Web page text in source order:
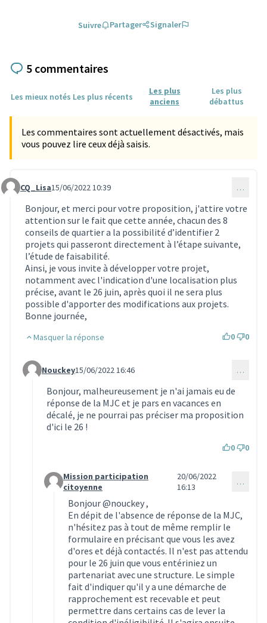
Suivre Partager Signaler
5 commentaires
Les mieux notés Les plus récents
Les plus
anciens
Les plus
débattus
Les commentaires sont actuellement désactivés, mais
vous pouvez lire ceux déjà saisis.
Commentaire 1768
CQ_Lisa15/06/2022 10:39 …
Bonjour, et merci pour votre proposition, j'attire votre
attention sur le fait que cette année, chacun des 8
conseils de quartier a la possibilité d’identifier 2
projets qui passeront directement à l’étape suivante,
l’étude de faisabilité.
Ainsi, je vous invite à développer votre projet,
notamment avec l'indication d'une localisation plus
précise, avant le 26 juin, après quoi il ne sera plus
possible d'apporter des modifications aux projets.
Bonne journée,
Masquer la réponse 0 0
Commentaire 1779 (réponse au commentaire 1768)
Nouckey15/06/2022 16:46 …
Bonjour, malheureusement je n'ai jamais eu de
réponse de la MJC et je pars en vacances en
décalé, je ne pourrai pas préciser ma proposition
d'ici le 26 !
0 0
Commentaire 1853 (réponse au commentaire 1779)
Mission participation
citoyenne
20/06/2022
16:13
…
Bonjour@nouckey,
En dépit de l'absence de réponse de la MJC,
n'hésitez pas à tout de même remplir le
formulaire en précisant que vous les avez
d'ores et déjà contactés. Il n'est pas attendu
pour le 26 juin que vous entériniez un
partenariat avec une structure. Le simple
fait d'indiquer qu'il y a une démarche de
rapprochement est recevable et peut
permettre dans certains cas de lever la